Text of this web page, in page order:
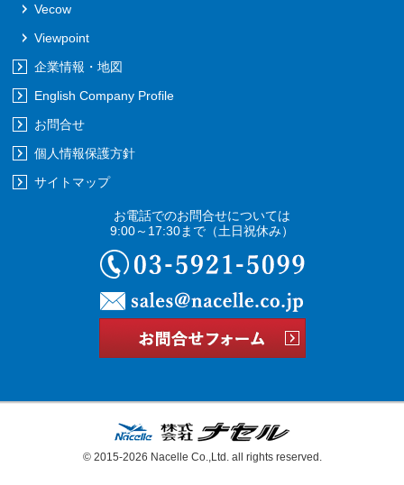
Vecow
Viewpoint
企業情報・地図
English Company Profile
お問合せ
個人情報保護方針
サイトマップ
お電話でのお問合せについては
9:00～17:30まで （土日祝休み）
© 2015-2026 Nacelle Co.,Ltd.all rights reserved.